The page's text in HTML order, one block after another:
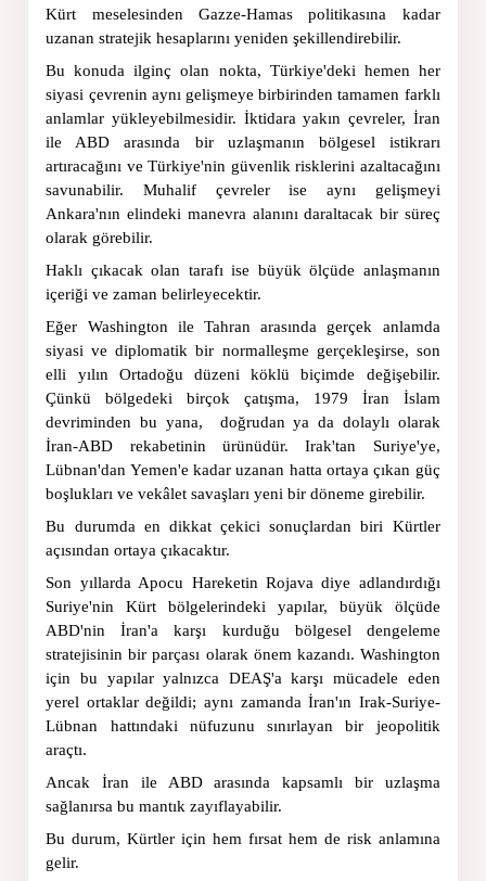
Kürt meselesinden Gazze-Hamas politikasına kadar
uzanan stratejik hesaplarını yeniden şekillendirebilir.
Bu konuda ilginç olan nokta, Türkiye'deki hemen her
siyasi çevrenin aynı gelişmeye birbirinden tamamen farklı
anlamlar yükleyebilmesidir. İktidara yakın çevreler, İran
ile ABD arasında bir uzlaşmanın bölgesel istikrarı
artıracağını ve Türkiye'nin güvenlik risklerini azaltacağını
savunabilir. Muhalif çevreler ise aynı gelişmeyi
Ankara'nın elindeki manevra alanını daraltacak bir süreç
olarak görebilir.
Haklı çıkacak olan tarafı ise büyük ölçüde anlaşmanın
içeriği ve zaman belirleyecektir.
Eğer Washington ile Tahran arasında gerçek anlamda
siyasi ve diplomatik bir normalleşme gerçekleşirse, son
elli yılın Ortadoğu düzeni köklü biçimde değişebilir.
Çünkü bölgedeki birçok çatışma, 1979 İran İslam
devriminden bu yana,  doğrudan ya da dolaylı olarak
İran-ABD rekabetinin ürünüdür. Irak'tan Suriye'ye,
Lübnan'dan Yemen'e kadar uzanan hatta ortaya çıkan güç
boşlukları ve vekâlet savaşları yeni bir döneme girebilir.
Bu durumda en dikkat çekici sonuçlardan biri Kürtler
açısından ortaya çıkacaktır.
Son yıllarda Apocu Hareketin Rojava diye adlandırdığı
Suriye'nin Kürt bölgelerindeki yapılar, büyük ölçüde
ABD'nin İran'a karşı kurduğu bölgesel dengeleme
stratejisinin bir parçası olarak önem kazandı. Washington
için bu yapılar yalnızca DEAŞ'a karşı mücadele eden
yerel ortaklar değildi; aynı zamanda İran'ın Irak-Suriye-
Lübnan hattındaki nüfuzunu sınırlayan bir jeopolitik
araçtı.
Ancak İran ile ABD arasında kapsamlı bir uzlaşma
sağlanırsa bu mantık zayıflayabilir.
Bu durum, Kürtler için hem fırsat hem de risk anlamına
gelir.